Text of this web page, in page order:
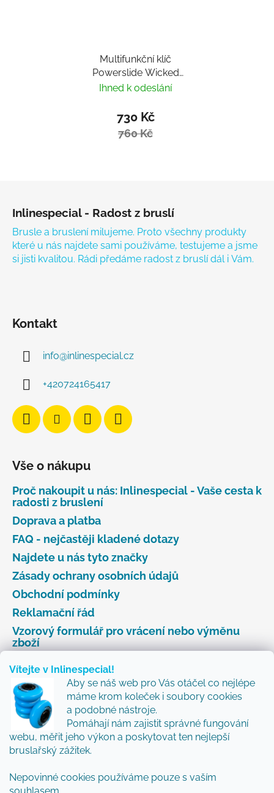
Vítejte v Inlinespecial!
Aby se náš web pro Vás otáčel co nejlépe
máme krom koleček i soubory cookies
a podobné nástroje.
Pomáhají nám zajistit správné fungování
webu, měřit jeho výkon a poskytovat ten nejlepší
bruslařský zážitek.
Nepovinné cookies používáme pouze s vaším
Multifunkční klíč
Powerslide Wicked
Hardcore Tool
Ihned k odeslání
730 Kč
760 Kč
Inlinespecial - Radost z bruslí
Brusle a bruslení milujeme. Proto všechny produkty
které u nás najdete sami používáme, testujeme a jsme
si jisti kvalitou. Rádi předáme radost z bruslí dál i Vám.
Kontakt
info@inlinespecial.cz
+420724165417
Vše o nákupu
Proč nakoupit u nás: Inlinespecial - Vaše cesta k
radosti z bruslení
Doprava a platba
FAQ - nejčastěji kladené dotazy
Najdete u nás tyto značky
Zásady ochrany osobních údajů
Obchodní podmínky
Reklamační řád
Vzorový formulář pro vrácení nebo výměnu
zboží
Odebírat newsletter
Přidejte se k nám a my Vám budeme zasílat ty nejlepší
novinky a tipy.
Vložením e-mailu souhlasíte spodmínkami